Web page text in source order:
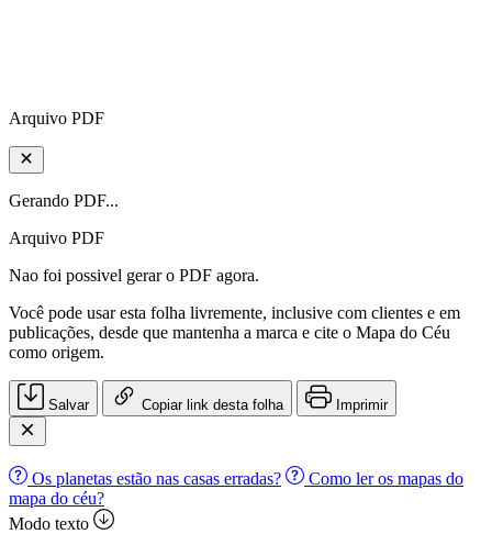
Arquivo PDF
Gerando PDF...
Arquivo PDF
Nao foi possivel gerar o PDF agora.
Você pode usar esta folha livremente, inclusive com clientes e em
publicações, desde que mantenha a marca e cite o Mapa do Céu
como origem.
Salvar Copiar link desta folha Imprimir
Os planetas estão nas casas erradas?
Como ler os mapas do
mapa do céu?
Modo texto